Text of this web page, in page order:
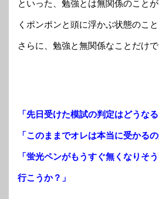
といった、勉強とは無関係のこと
くポンポンと頭に浮かぶ状態のこと
さらに、勉強と無関係なことだけで
「先日受けた模試の判定はどうなる
「このままでオレは本当に受かるの
「蛍光ペンがもうすぐ無くなりそ
行こうか？」